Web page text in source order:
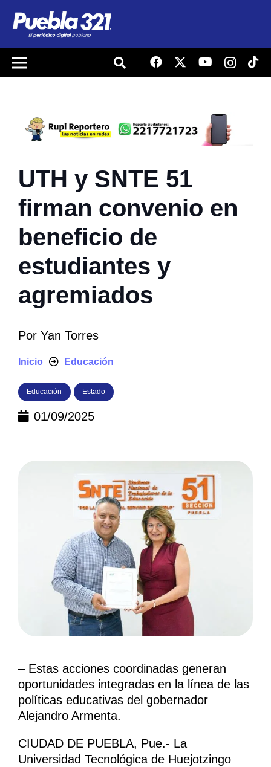
UTH y SNTE 51
firman convenio en
beneficio de
estudiantes y
agremiados
Por Yan Torres
Inicio Educación
Educación Estado
01/09/2025
– Estas acciones coordinadas generan
oportunidades integradas en la línea de las
políticas educativas del gobernador
Alejandro Armenta.
CIUDAD DE PUEBLA, Pue.- La
Universidad Tecnológica de Huejotzingo